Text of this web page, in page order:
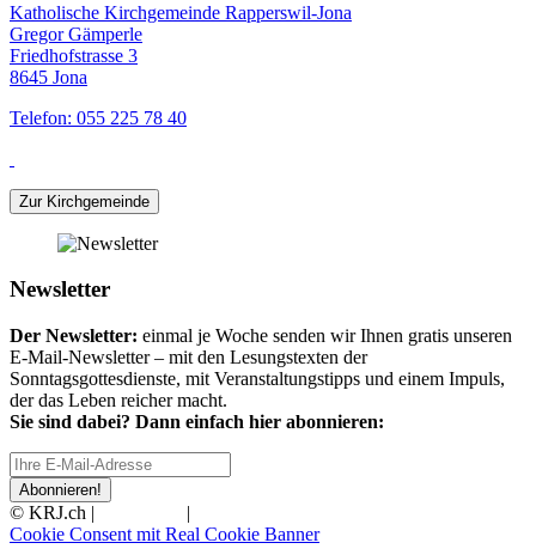
Katholische Kirchgemeinde Rapperswil-Jona
Gregor Gämperle
Friedhofstrasse 3
8645 Jona
Telefon: 055 225 78 40
Zur Kirchgemeinde
Newsletter
Der Newsletter: einmal je Woche senden wir Ihnen gratis unseren
E-Mail-Newsletter – mit den Lesungstexten der
Sonntagsgottesdienste, mit Veranstaltungstipps und einem Impuls,
der das Leben reicher macht.
Sie sind dabei? Dann einfach hier abonnieren:
Abonnieren!
© KRJ.ch | |
Cookie Consent mit Real Cookie Banner